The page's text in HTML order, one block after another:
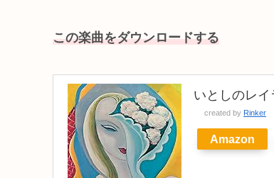
この楽曲をダウンロードする
いとしのレイ
created by Rinker
Amazon